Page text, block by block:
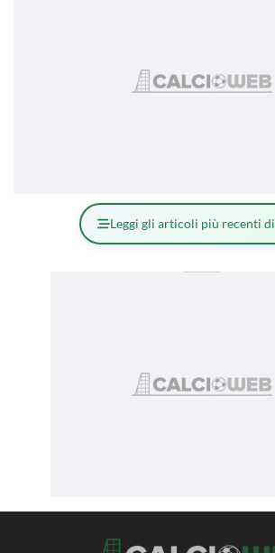
Leggi gli articoli più recenti di